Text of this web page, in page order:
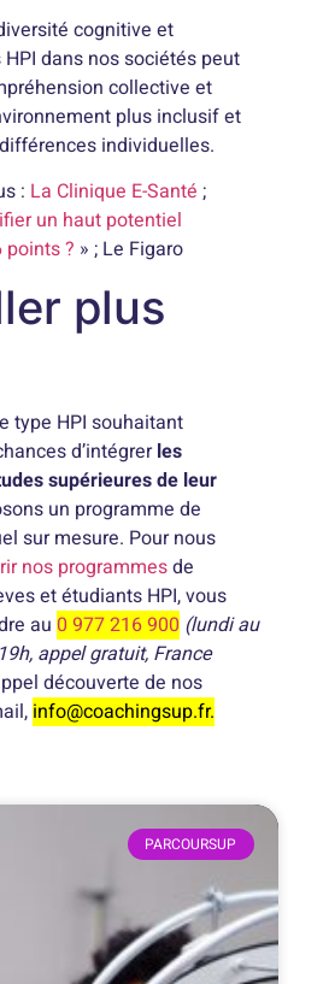
cognitive et
dans nos sociétés peut
collective et
plus inclusif et
individuelles.
: La Clinique E-Santé ;
un haut potentiel
? » ; Le Figaro
plus
type HPI souhaitant
d’intégrerles
supérieures de leur
un programme de
sur mesure. Pour nous
nos programmesde
et étudiants HPI, vous
au 0 977 216 900 (lundi au
appel gratuit, France
découverte de nos
info@coachingsup.fr.
PARCOURSUP